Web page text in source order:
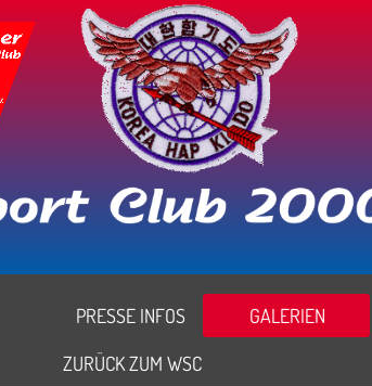
PRESSE INFOS GALERIEN
ZURÜCK ZUM WSC